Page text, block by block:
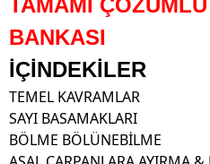
TAMAMI
BANKASI
İÇİNDEKİLER
TEMEL KAVRAMLAR
SAYI BASAMAKLARI
BÖLME BÖLÜNEBİLME